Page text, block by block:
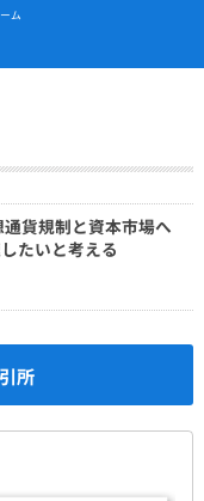
ム
通貨規制と資本市場へ
たいと考える
所